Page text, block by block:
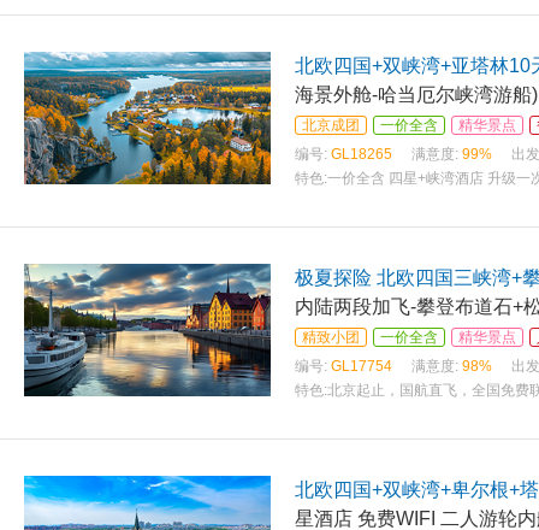
北欧四国+双峡湾+亚塔林10
海景外舱-哈当厄尔峡湾游船)
北京成团 一价全含 精华景点
编号: GL18265 满意度: 99%
出
特色:一价全含 四星+峡湾酒店 升级一
极夏探险 北欧四国三峡湾+
内陆两段加飞-攀登布道石+
精致小团 一价全含 精华景点
编号: GL17754 满意度: 98%
出
特色:北京起止，国航直飞，全国免费
北欧四国+双峡湾+卑尔根+
星酒店 免费WIFI 二人游轮